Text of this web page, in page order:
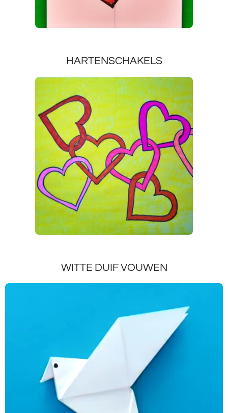
HARTENSCHAKELS
WITTE DUIF VOUWEN